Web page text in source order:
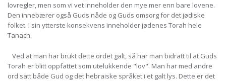
lovregler, men som vi vet inneholder den mye mer enn bare lovene.
Den innebærer også Guds nåde og Guds omsorg for det jødiske
folket. I sin ytterste konsekvens inneholder jødenes Torah hele
Tanach.
Ved at man har brukt dette ordet galt, så har man bidratt til at Guds
Torah er blitt oppfattet som utelukkende "lov". Man har med andre
ord satt både Gud og det hebraiske språket i et galt lys. Dette er det